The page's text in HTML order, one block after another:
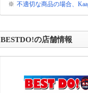
※ 不適切な商品の場合、
BESTDO!の店舗情報